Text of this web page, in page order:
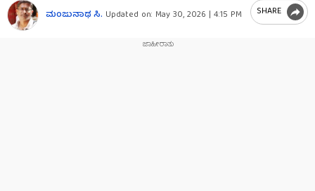
ಮಂಜುನಾಥ ಸಿ. Updated on: May 30, 2026 | 4:15 PM SHARE